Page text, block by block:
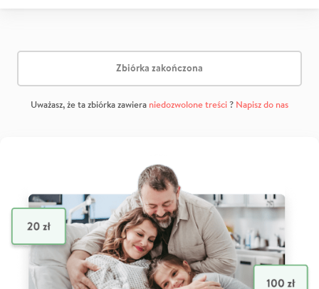
Zbiórka zakończona
Uważasz, że ta zbiórka zawiera niedozwolone treści? Napisz do nas